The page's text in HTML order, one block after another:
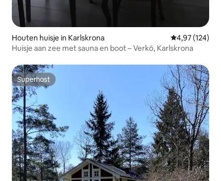
Houten huisje in Karlskrona Gemiddelde
4,97 (124)
Huisje aan zee met sauna en boot – Verkö, Karlskrona
Superhost
Superhost